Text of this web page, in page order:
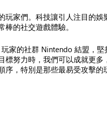
家們。科技讓引人注目的
的社交遊戲體驗。
家的社群 Nintendo 結盟，
努力時，我們可以成就更
，特別是那些最易受攻擊的